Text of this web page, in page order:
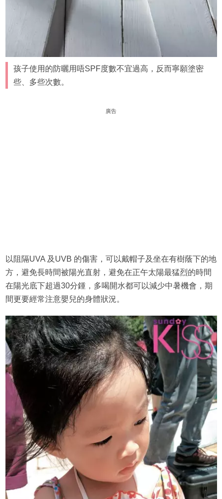
孩子使用的防曬用唔SPF度數不宜過高，反而寧願塗密
些、多些次數。
廣告
以阻隔UVA 及UVB 的傷害，可以戴帽子及坐在有樹蔭下的地
方，避免長時間被陽光直射，避免在正午太陽最猛烈的時間
在陽光底下超過30分鍾，多喝開水都可以減少中暑機會，期
間更要經常注意嬰兒的身體狀況。